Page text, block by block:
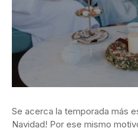
Se acerca la temporada más
Navidad! Por ese mismo